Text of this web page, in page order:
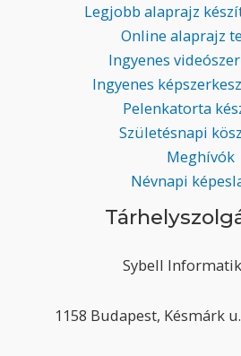
Legjobb alaprajz
Online alaprajz
Ingyenes
Ingyenes
Pelenkatorta
Születésnapi
Meghívók
Névnapi
Sybell
1158 Budapest, Késmárk